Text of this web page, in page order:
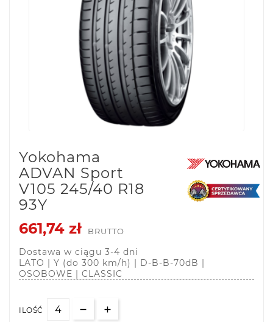
Yokohama
ADVAN Sport
V105 245/40 R18
93Y
661,74 zł
BRUTTO
Dostawa w ciągu 3-4 dni
LATO | Y (do 300 km/h) | D-B-B-70dB |
OSOBOWE | CLASSIC
ILOŚĆ